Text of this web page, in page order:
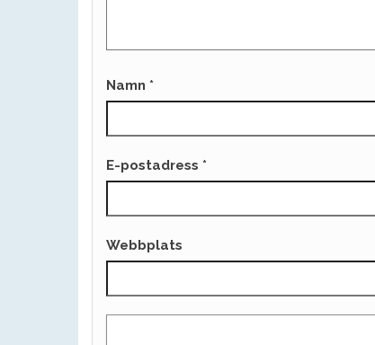
Namn *
E-postadress *
Webbplats